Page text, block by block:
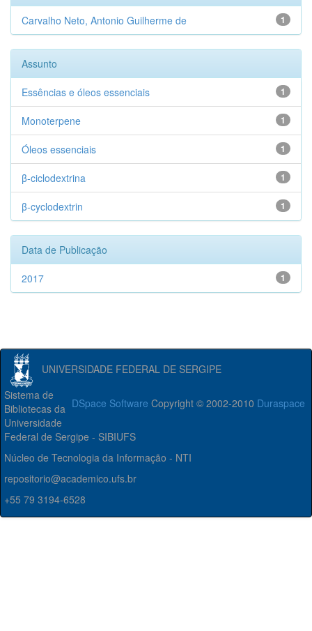
1
Carvalho Neto, Antonio Guilherme de
Assunto
1
Essências e óleos essenciais
1
Monoterpene
1
Óleos essenciais
1
β-ciclodextrina
1
β-cyclodextrin
Data de Publicação
1
2017
UNIVERSIDADE FEDERAL DE SERGIPE
DSpace Software Copyright © 2002-2010 Duraspace
Sistema de
Bibliotecas da
Universidade
Federal de Sergipe - SIBIUFS
Núcleo de Tecnologia da Informação - NTI
repositorio@academico.ufs.br
+55 79 3194-6528